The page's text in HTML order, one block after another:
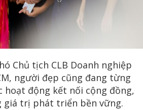
Chủ tịch CLB Doanh nghiệp
người đẹp cũng đang từng
hoạt động kết nối cộng đồng,
giá trị phát triển bền vững.